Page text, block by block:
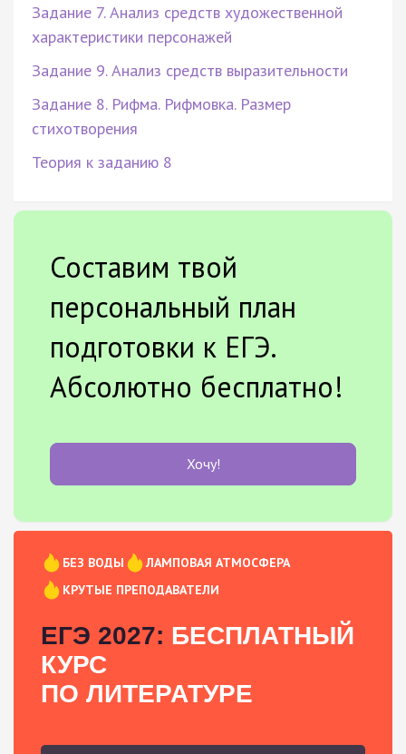
Задание 7. Анализ средств художественной
характеристики персонажей
Задание 9. Анализ средств выразительности
Задание 8. Рифма. Рифмовка. Размер
стихотворения
Теория к заданию 8
Составим твой
персональный план
подготовки к ЕГЭ.
Абсолютно бесплатно!
Хочу!
БЕЗ ВОДЫ
ЛАМПОВАЯ АТМОСФЕРА
КРУТЫЕ ПРЕПОДАВАТЕЛИ
ЕГЭ 2027: БЕСПЛАТНЫЙ
КУРС
ПО ЛИТЕРАТУРЕ